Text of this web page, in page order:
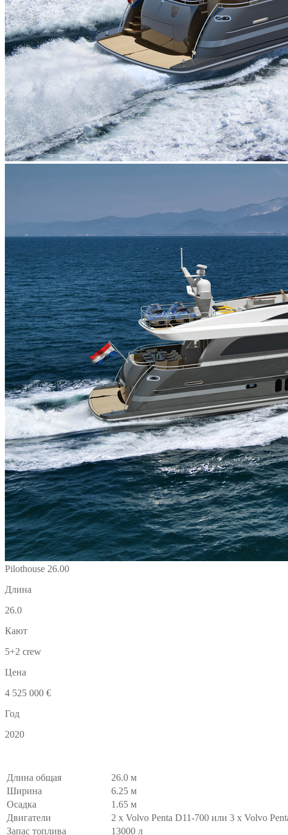
Pilothouse 26.00
Длина
26.0
Кают
5+2 crew
Цена
4 525 000 €
Год
2020
Длина общая
26.0 м
Ширина
6.25 м
Осадка
1.65 м
Двигатели
2 х Volvo Penta D11-700 или 3 х Volvo
Запас топлива
13000 л